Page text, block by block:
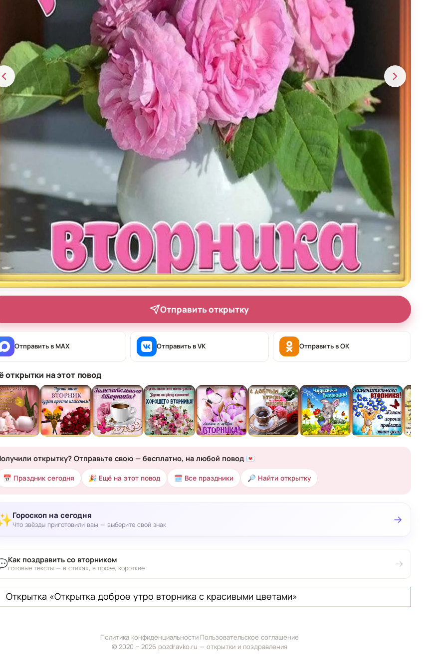
Отправить открытку
Отправить в MAX Отправить в VK Отправить в OK
открытки на этот повод
открытку? Отправьте свою — бесплатно, на любой повод 💌
📅 Праздник сегодня 🎉 Ещё на этот повод 🗓 Все праздники 🔎 Найти открытку
Гороскоп на сегодня
Что звёзды приготовили вам — выберите свой знак →
Как поздравить со вторником
готовые тексты — в стихах, в прозе, короткие →
Открытка «Открытка доброе утро вторника с красивыми цветами»
Политика конфиденциальности· Пользовательское соглашение
© 2020 ‒ 2026 pozdravko.ru — открытки и поздравления